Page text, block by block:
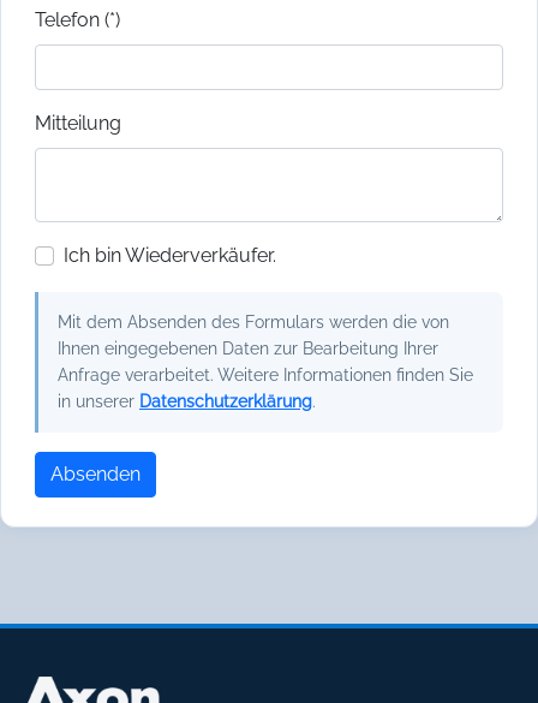
Telefon (*)
Mitteilung
Ich bin Wiederverkäufer.
Mit dem Absenden des Formulars werden die von
Ihnen eingegebenen Daten zur Bearbeitung Ihrer
Anfrage verarbeitet. Weitere Informationen finden Sie
in unserer Datenschutzerklärung.
Absenden